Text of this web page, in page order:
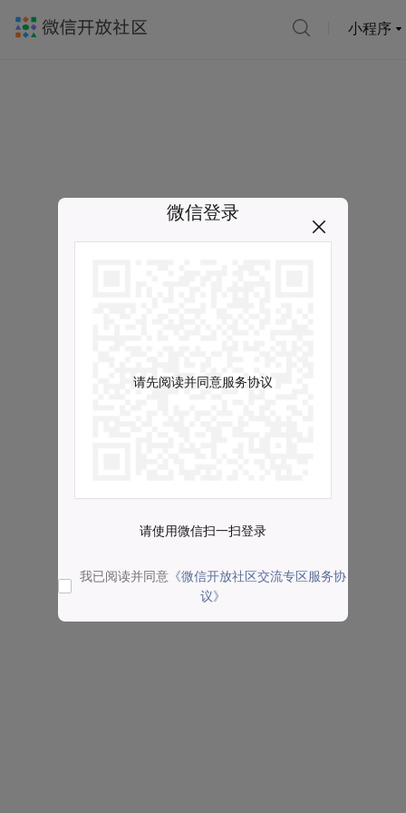
小程序
微信登录
请先阅读并同意服务协议
请使用微信扫一扫登录
我已阅读并同意 《微信开放社区交流专区服务协
议》